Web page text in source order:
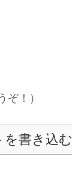
ぞ！）
を書き込む